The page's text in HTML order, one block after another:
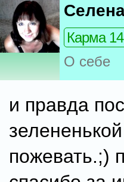
Карма
О себе
и правда
пожевать.;)